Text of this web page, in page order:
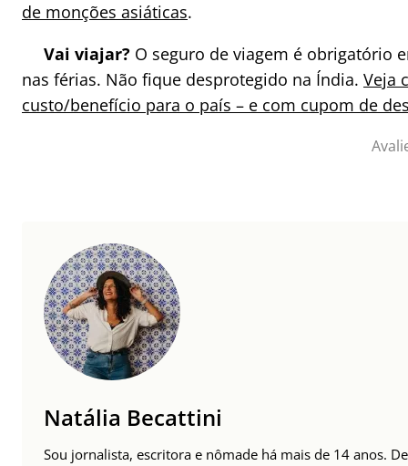
de monções asiáticas.
Vai viajar? O seguro de viagem é obrigatório
nas férias. Não fique desprotegido na Índia. Veja
custo/benefício para o país – e com cupom de
Natália Becattini
Sou jornalista, escritora e nômade há mais de 14 anos.